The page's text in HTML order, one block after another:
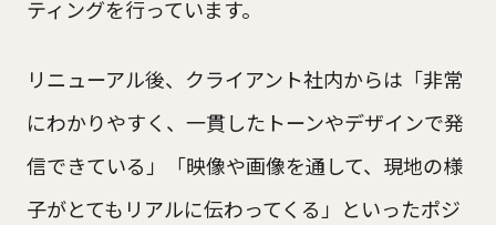
ティングを行っています。
リニューアル後、クライアント社内からは「非常
にわかりやすく、一貫したトーンやデザインで発
信できている」「映像や画像を通して、現地の様
子がとてもリアルに伝わってくる」といったポジ